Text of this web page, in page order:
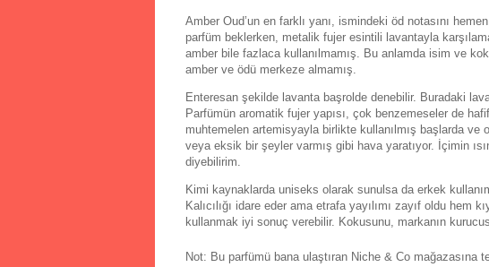
Amber Oud’un en farklı yanı, ismindeki öd notasını
parfüm beklerken, metalik fujer esintili lavantayla
amber bile fazlaca kullanılmamış. Bu anlamda isim ve
amber ve ödü merkeze almamış.
Enteresan şekilde lavanta başrolde denebilir. Buradaki
Parfümün aromatik fujer yapısı, çok benzemeseler de
muhtemelen artemisyayla birlikte kullanılmış başlarda
veya eksik bir şeyler varmış gibi hava yaratıyor. İçimin
diyebilirim.
Kimi kaynaklarda uniseks olarak sunulsa da erkek
Kalıcılığı idare eder ama etrafa yayılımı zayıf oldu
kullanmak iyi sonuç verebilir. Kokusunu, markanın
Not: Bu parfümü bana ulaştıran Niche & Co mağazasına